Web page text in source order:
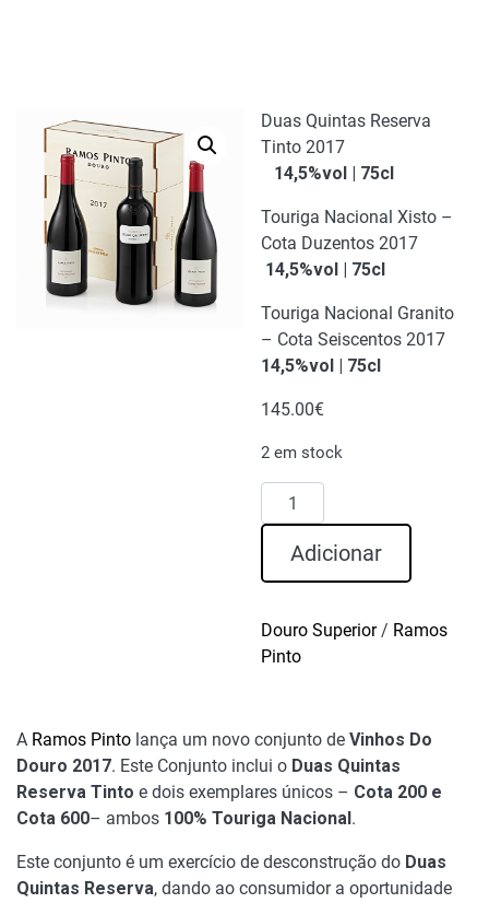
Duas Quintas Reserva
Tinto 2017
14,5%vol | 75cl
Touriga Nacional Xisto –
Cota Duzentos 2017
14,5%vol | 75cl
Touriga Nacional Granito
– Cota Seiscentos 2017
14,5%vol | 75cl
145.00€
2 em stock
Quantidade
de
Duas
Pinto
Vinhos
2017
Adicionar
Douro Superior/ Ramos
Pinto
A Ramos Pinto lança um novo conjunto de Vinhos Do
Douro 2017. Este Conjunto inclui o Duas Quintas
Reserva Tinto e dois exemplares únicos – Cota 200 e
Cota 600– ambos 100% Touriga Nacional .
Este conjunto é um exercício de desconstrução do Duas
Quintas Reserva, dando ao consumidor a oportunidade